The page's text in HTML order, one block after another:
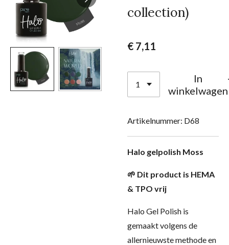
collection)
€ 7,11
In
winkelwagen
Artikelnummer: D68
Halo gelpolish Moss
🌱 Dit product is HEMA
& TPO vrij
Halo Gel Polish is
gemaakt volgens de
allernieuwste methode en